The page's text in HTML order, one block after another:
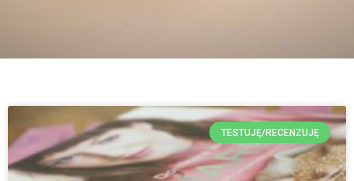
TESTUJĘ/RECENZUJĘ